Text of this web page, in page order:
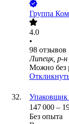
Группа
4.0
•
98 отзывов
Липецк, р-
Можно без
Упаковщик
147 000 –
Без опыта